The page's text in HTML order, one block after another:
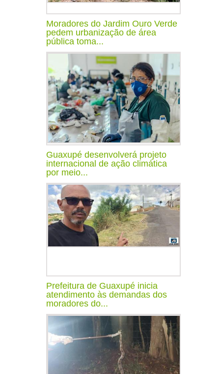
Moradores do Jardim Ouro Verde
pedem urbanização de área
pública toma...
Guaxupé desenvolverá projeto
internacional de ação climática
por meio...
Prefeitura de Guaxupé inicia
atendimento às demandas dos
moradores do...